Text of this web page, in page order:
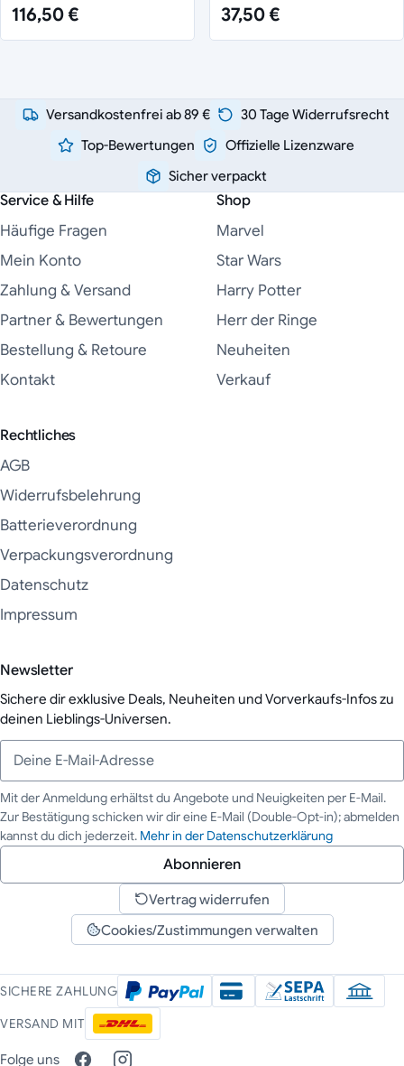
116,50 € 37,50 €
Versandkostenfrei ab 89 €
30 Tage Widerrufsrecht
Top-Bewertungen
Offizielle Lizenzware
Sicher verpackt
Service & Hilfe
Häufige Fragen
Mein Konto
Zahlung & Versand
Partner & Bewertungen
Bestellung & Retoure
Kontakt
Shop
Marvel
Star Wars
Harry Potter
Herr der Ringe
Neuheiten
Verkauf
Rechtliches
AGB
Widerrufsbelehrung
Batterieverordnung
Verpackungsverordnung
Datenschutz
Impressum
Newsletter
Sichere dir exklusive Deals, Neuheiten und Vorverkaufs-Infos zu
deinen Lieblings-Universen.
Deine E-Mail-Adresse
Mit der Anmeldung erhältst du Angebote und Neuigkeiten per E-Mail.
Zur Bestätigung schicken wir dir eine E-Mail (Double-Opt-in); abmelden
kannst du dich jederzeit. Mehr in der Datenschutzerklärung
Abonnieren
Vertrag widerrufen
Cookies/Zustimmungen verwalten
SICHERE ZAHLUNG
VERSAND MIT
Folge uns